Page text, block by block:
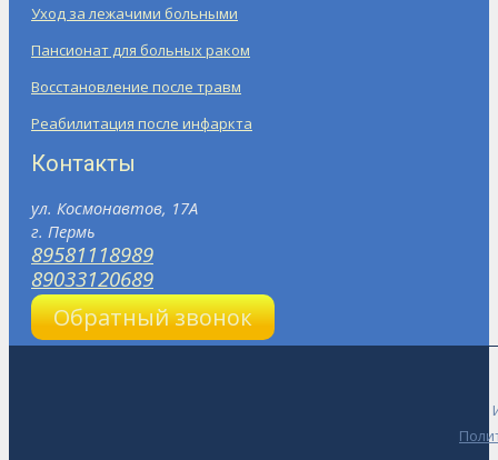
Уход за лежачими больными
Пансионат для больных раком
Восстановление после травм
Реабилитация после инфаркта
Контакты
ул. Космонавтов, 17А
г. Пермь
89581118989
89033120689
Обратный звонок